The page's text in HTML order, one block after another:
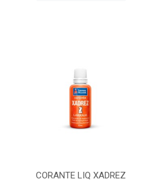
CORANTE LIQ XADREZ